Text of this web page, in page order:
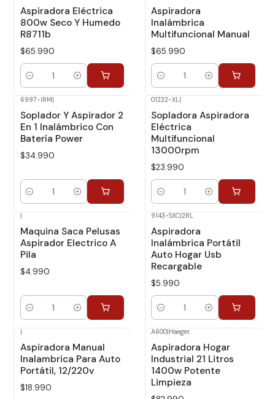
Aspiradora Eléctrica
800w Seco Y Humedo
R8711b
$65.990
Cantidad
Aspiradora
Inalámbrica
Multifuncional Manual
$65.990
Cantidad
6997-IRM|
Soplador Y Aspirador 2
En 1 Inalámbrico Con
Batería Power
$34.990
Cantidad
01232-XL|
Sopladora Aspiradora
Eléctrica
Multifuncional
13000rpm
$23.990
Cantidad
Maquina Saca Pelusas
Aspirador Electrico A
Pila
$4.990
Cantidad
9143-SXC 2RL
Aspiradora
Inalámbrica Portátil
Auto Hogar Usb
Recargable
$5.990
Cantidad
Aspiradora Manual
Inalambrica Para Auto
Portátil, 12/220v
$18.990
A600 Haeger
Aspiradora Hogar
Industrial 21 Litros
1400w Potente
Limpieza